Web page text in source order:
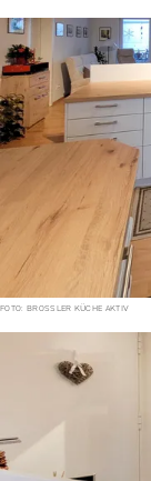
FOTO: BROSSLER KÜCHE AKTIV